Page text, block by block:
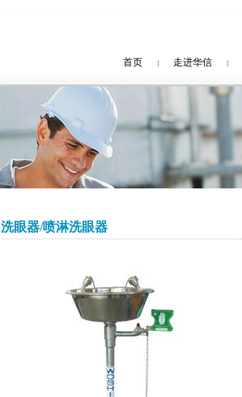
首页 走进华信
洗眼器/喷淋洗眼器